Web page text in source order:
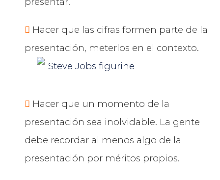
Hacer que las cifras formen parte de la
presentación, meterlos en el contexto.
Hacer que un momento de la
presentación sea inolvidable. La gente
debe recordar al menos algo de la
presentación por méritos propios.